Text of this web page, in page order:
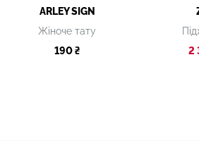
ARLEY SIGN
Жіноче тату
190 ₴
2